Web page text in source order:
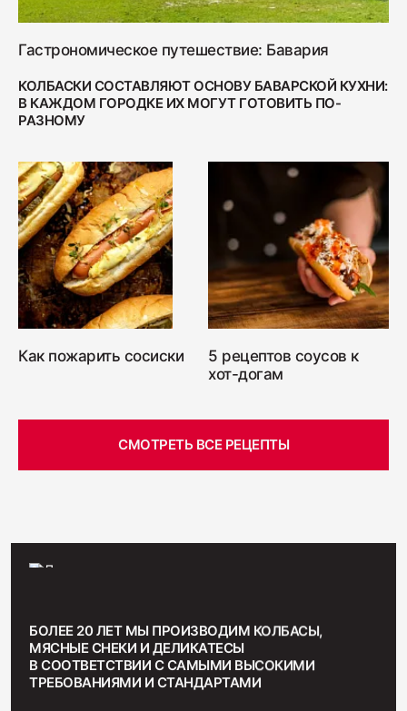
Гастрономическое путешествие: Бавария
КОЛБАСКИ СОСТАВЛЯЮТ ОСНОВУ БАВАРСКОЙ КУХНИ:
В КАЖДОМ ГОРОДКЕ ИХ МОГУТ ГОТОВИТЬ ПО-
РАЗНОМУ
Как пожарить сосиски
5 рецептов соусов к
хот-догам
СМОТРЕТЬ ВСЕ РЕЦЕПТЫ
БОЛЕЕ 20 ЛЕТ МЫ ПРОИЗВОДИМ КОЛБАСЫ,
МЯСНЫЕ СНЕКИ И ДЕЛИКАТЕСЫ
В СООТВЕТСТВИИ С САМЫМИ ВЫСОКИМИ
ТРЕБОВАНИЯМИ И СТАНДАРТАМИ